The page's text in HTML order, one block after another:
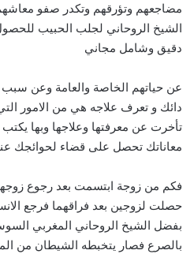
مضاجعهم وتؤرقهم وتكدر صفو
الشيخ الروحاني لجلب الحبيب
دقيق وشامل مجاني
عن حياتهم الخاصة والعامة وعن سبب
دائك و تعرف علاجه هي من الامور
تأخرت عن معرفتها وعلاجها وبها
معاناتك تحصل على قضاء لحوائجك
فكم من زوجة ابتسمت بعد رجوع
حصلت لزوجين بعد فراقهما فرجع
بفضل الشيخ الروحاني المغربي
بالصرع فصار يتخبطه الشيطان من